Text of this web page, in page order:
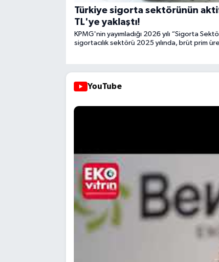
Türkiye sigorta sektörünün
TL'ye yaklaştı!
KPMG'nin yayımladığı 2026 yılı “Sigorta
sigortacılık sektörü 2025 yılında, brüt prim
YouTube